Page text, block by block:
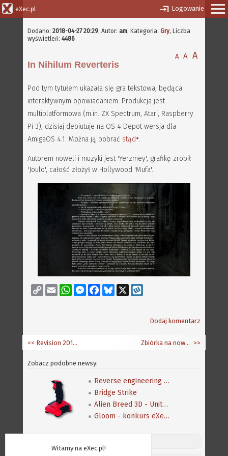
Witamy na eXec.pl!
eXec.pl Logowanie
Dodano: 2018-04-27 20:29, Autor: am, Kategoria: Gry, Liczba
wyświetleń: 4486
A A A
In Nihilum Reverteris
Pod tym tytułem ukazała się gra tekstowa, będąca
interaktywnym opowiadaniem. Produkcja jest
multiplatformowa (m.in. ZX Spectrum, Atari, Raspberry
Pi 3), dzisiaj debiutuje na OS 4 Depot wersja dla
AmigaOS 4.1. Można ją pobrać stąd .
Autorem noweli i muzyki jest 'Yerzmey', grafikę zrobił
'Joulo', całość złożył w Hollywood 'Mufa'.
Copy
Link
Email WhatsAppMessenger
FacebookBluesky
Dodaj komentarz
Zbiórka na nowe obudowy A500 >>
<< Revision 2018 i Amiga
Zobacz podobne newsy:
Reverse engineering klasycznej gry Speedball 2
Bridge Strike
Alien Breed 3D - Unity Re-Edited
Gloom - konkurs eXeca na nową mapę